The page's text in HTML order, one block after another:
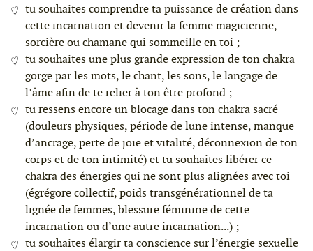
tu souhaites comprendre ta puissance de création dans
cette incarnation et devenir la femme magicienne,
sorcière ou chamane qui sommeille en toi ;
tu souhaites une plus grande expression de ton chakra
gorge par les mots, le chant, les sons, le langage de
l’âme afin de te relier à ton être profond ;
tu ressens encore un blocage dans ton chakra sacré
(douleurs physiques, période de lune intense, manque
d’ancrage, perte de joie et vitalité, déconnexion de ton
corps et de ton intimité) et tu souhaites libérer ce
chakra des énergies qui ne sont plus alignées avec toi
(égrégore collectif, poids transgénérationnel de ta
lignée de femmes, blessure féminine de cette
incarnation ou d’une autre incarnation...) ;
tu souhaites élargir ta conscience sur l’énergie sexuelle